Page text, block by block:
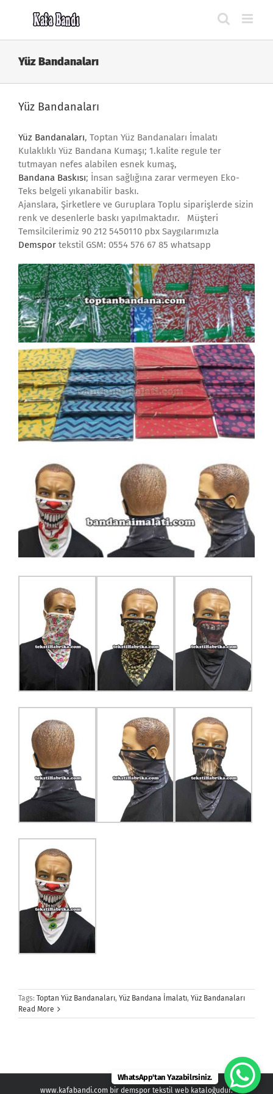
Yüz Bandanaları
Yüz Bandanaları
Yüz Bandanaları, Toptan Yüz Bandanaları İmalatı
Kulaklıklı Yüz Bandana Kumaşı; 1.kalite regule ter
tutmayan nefes alabilen esnek kumaş,
Bandana Baskısı; İnsan sağlığına zarar vermeyen Eko-
Teks belgeli yıkanabilir baskı.
Ajanslara, Şirketlere ve Guruplara Toplu siparişlerde sizin
renk ve desenlerle baskı yapılmaktadır. Müşteri
Temsilcilerimiz 90 212 5450110 pbx Saygılarımızla
Demspor tekstil GSM: 0554 576 67 85 whatsapp
Tags: Toptan Yüz Bandanaları, Yüz Bandana İmalatı, Yüz Bandanaları
Read More
www.kafabandi.com bir demspor tekstil web kataloğudur.
WhatsApp'tan Yazabilrsiniz.